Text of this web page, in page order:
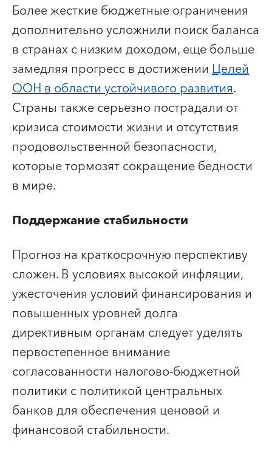
Более жесткие бюджетные ограничения
дополнительно усложнили поиск баланса
в странах с низким доходом, еще больше
замедляя прогресс в достиженииЦелей
ООН в области устойчивого развития.
Страны также серьезно пострадали от
кризиса стоимости жизни и отсутствия
продовольственной безопасности,
которые тормозят сокращение бедности
в мире.
Поддержание стабильности
Прогноз на краткосрочную перспективу
сложен. В условиях высокой инфляции,
ужесточения условий финансирования и
повышенных уровней долга
директивным органам следует уделять
первостепенное внимание
согласованности налогово-бюджетной
политики с политикой центральных
банков для обеспечения ценовой и
финансовой стабильности.